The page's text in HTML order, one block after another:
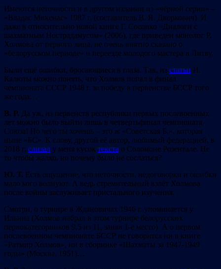
Имеются неточности и в другом издании из «чёрной серии» –
«Владас Микенас» 1987 г. (составитель В. Я. Дворкович). И
даже в относительно новой книге Г. Сосонко «Диалоги с
шахматным Нострадамусом» (2006), где приведен монолог Р.
Холмова от первого лица, не очень внятно сказано о
«белорусском периоде» и переезде молодого мастера в Литву.
Были ещё ошибки, бросающиеся в глаза. Так, из статьи И.
Калюты можно понять, что Холмов попал в финал
чемпионата СССР 1948 г. за победу в первенстве БССР того
же года…
В. Р. Да уж, из первенств республики первых послевоенных
лет можно было выйти лишь в четвертьфинал чемпионата
Союза! Но чего ты хочешь – это ж «Советская Б.», которая
ныне «БС». К слову, другой её автор, любимый федерацией, в
2018 г. слизал у меня кусок текста о Соломоне Розентале. Не
то чтобы жалко, но почему было не сослаться?
Ю. Т. Есть ощущение, что неточности, недоговорки и ошибки
мало кого волнуют. А ведь стремительный взлёт Холмова
после войны заслуживает пристального изучения.
Смотри, о турнире в Ждановичах 1946 г. упоминается у
Ильина (Холмов набрал в этом турнире белорусских
первокатегорников 9,5 из 11, заняв 1-е место). А о первом
послевоенном чемпионате БССР не говорится ни в книге
«Ратмир Холмов», ни в сборнике «Шахматы за 1947-1949
годы» (Москва, 1951)…